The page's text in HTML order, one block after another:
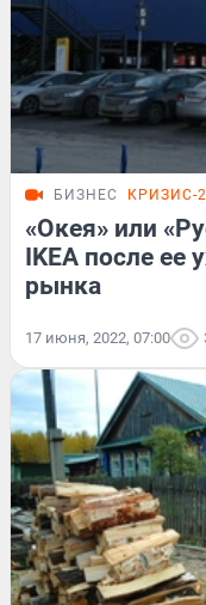
БИЗНЕС КРИЗИС-
«Окея» или
IKEA после ее
рынка
17 июня, 2022, 07:00